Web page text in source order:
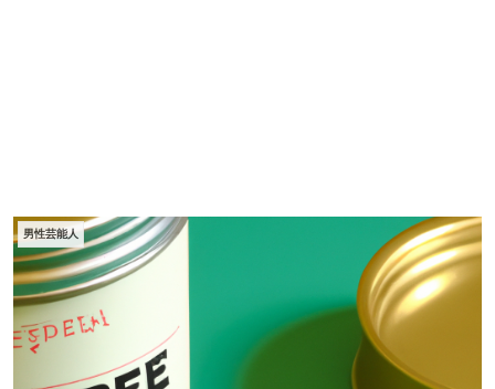
男性芸能人